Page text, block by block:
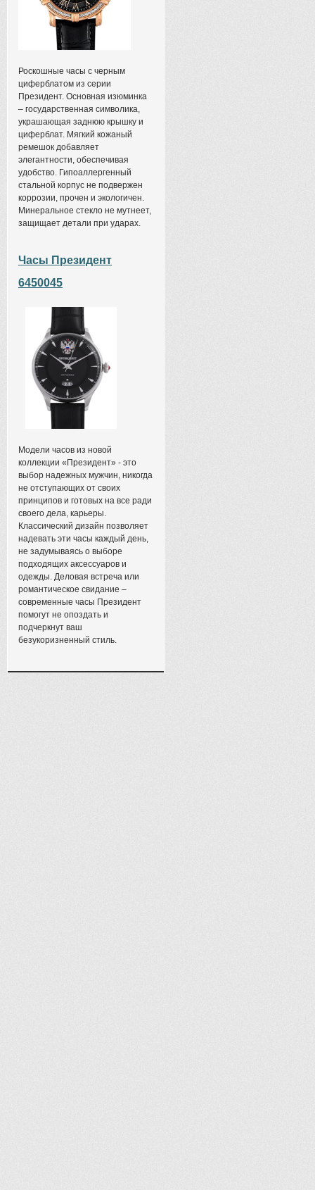
Роскошные часы с черным
циферблатом из серии
Президент. Основная изюминка
– государственная символика,
украшающая заднюю крышку и
циферблат. Мягкий кожаный
ремешок добавляет
элегантности, обеспечивая
удобство. Гипоаллергенный
стальной корпус не подвержен
коррозии, прочен и экологичен.
Минеральное стекло не мутнеет,
защищает детали при ударах.
Часы Президент
6450045
Модели часов из новой
коллекции «Президент» - это
выбор надежных мужчин, никогда
не отступающих от своих
принципов и готовых на все ради
своего дела, карьеры.
Классический дизайн позволяет
надевать эти часы каждый день,
не задумываясь о выборе
подходящих аксессуаров и
одежды. Деловая встреча или
романтическое свидание –
современные часы Президент
помогут не опоздать и
подчеркнут ваш
безукоризненный стиль.